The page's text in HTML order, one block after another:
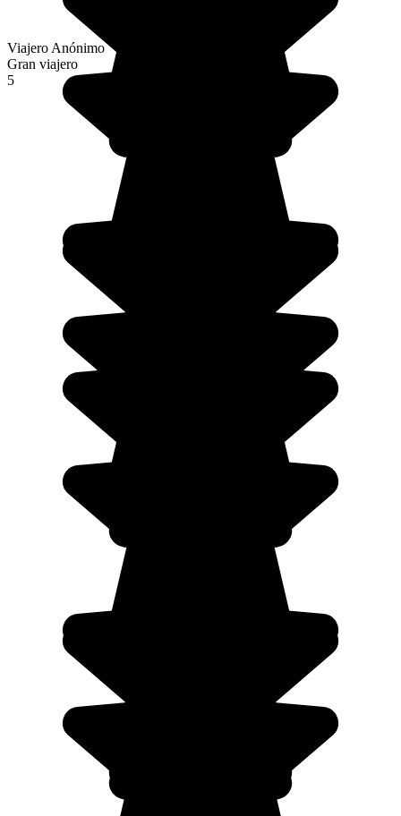
Viajero Anónimo
Gran viajero
5